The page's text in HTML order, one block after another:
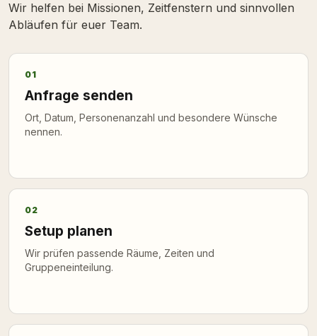
Wir helfen bei Missionen, Zeitfenstern und sinnvollen
Abläufen für euer Team.
01
Anfrage senden
Ort, Datum, Personenanzahl und besondere Wünsche
nennen.
02
Setup planen
Wir prüfen passende Räume, Zeiten und
Gruppeneinteilung.